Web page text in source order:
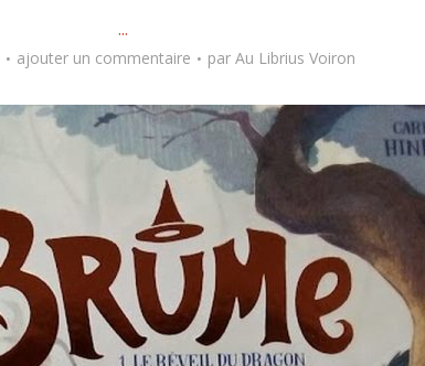
...
ajouter un commentaire par Au Librius Voiron